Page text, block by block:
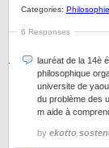
Categories: Philosophie
6 Responses
lauréat de la 14è
philosophique
universite de
du problème des
m aide à
by ekotto